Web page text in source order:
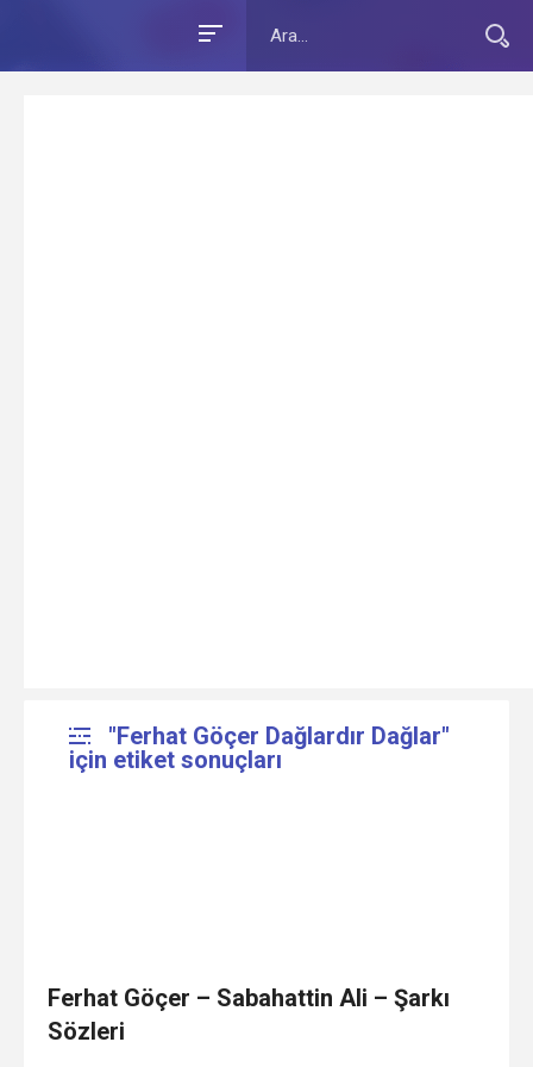
"Ferhat Göçer Dağlardır Dağlar"
için etiket sonuçları
Ferhat Göçer – Sabahattin Ali – Şarkı
Sözleri